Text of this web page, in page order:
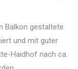
Balkon gestaltete
und mit guter
Haidhof nach ca.